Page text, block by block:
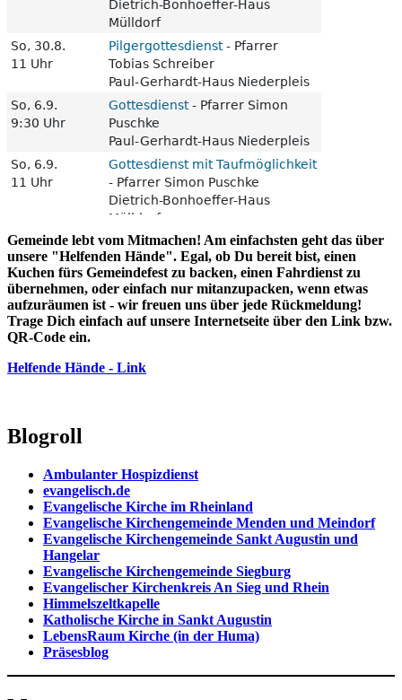
Gemeinde lebt vom Mitmachen! Am einfachsten geht das über
unsere "Helfenden Hände". Egal, ob Du bereit bist, einen
Kuchen fürs Gemeindefest zu backen, einen Fahrdienst zu
übernehmen, oder einfach nur mitanzupacken, wenn etwas
aufzuräumen ist - wir freuen uns über jede Rückmeldung!
Trage Dich einfach auf unsere Internetseite über den Link bzw.
QR-Code ein.
Helfende Hände - Link
Blogroll
Ambulanter Hospizdienst
evangelisch.de
Evangelische Kirche im Rheinland
Evangelische Kirchengemeinde Menden und Meindorf
Evangelische Kirchengemeinde Sankt Augustin und
Hangelar
Evangelische Kirchengemeinde Siegburg
Evangelischer Kirchenkreis An Sieg und Rhein
Himmelszeltkapelle
Katholische Kirche in Sankt Augustin
LebensRaum Kirche (in der Huma)
Präsesblog